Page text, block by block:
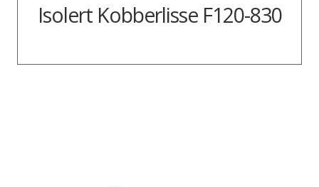
Isolert Kobberlisse F120-830